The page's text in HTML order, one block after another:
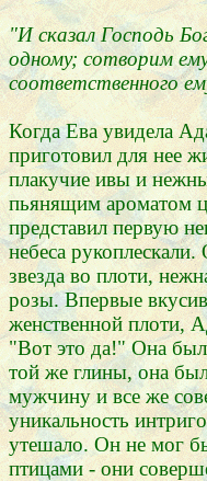
"И сказал Господь
одному; сотворим
соответственного
Когда Ева увидела
приготовил для нее
плакучие ивы и
пьянящим ароматом
представил первую
небеса
звезда во плоти,
розы. Впервые
женственной плоти,
"Вот это да!" Она
той же глины, она
мужчину и все же
уникальность
утешало. Он не мог
птицами - они